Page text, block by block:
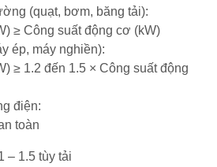
(quạt, bơm, băng tải):
≥ Công suất động cơ (kW)
ép, máy nghiền):
≥ 1.2 đến 1.5 × Công suất động
điện:
toàn
– 1.5 tùy tải